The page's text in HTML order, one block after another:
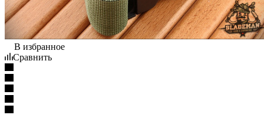
В избранное
Сравнить